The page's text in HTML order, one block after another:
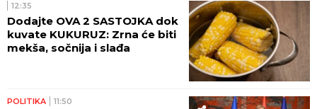
12:35
Dodajte OVA 2 SASTOJKA dok
kuvate KUKURUZ: Zrna će biti
mekša, sočnija i slađa
POLITIKA 11:50